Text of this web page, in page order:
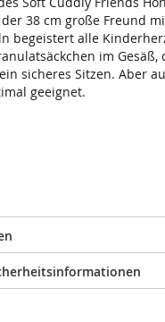
38 cm große Freund
begeistert alle
im Gesäß,
sicheres Sitzen. Aber
geeignet.